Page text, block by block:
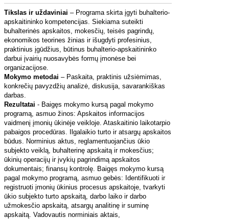
Tikslas ir uždaviniai – Programa skirta įgyti buhalterio-
apskaitininko kompetencijas. Siekiama suteikti
buhalterinės apskaitos, mokesčių, teisės pagrindų,
ekonomikos teorines žinias ir išugdyti profesinius,
praktinius įgūdžius, būtinus buhalterio-apskaitininko
darbui įvairių nuosavybės formų įmonėse bei
organizacijose.
Mokymo metodai – Paskaita, praktinis užsiėmimas,
konkrečių pavyzdžių analizė, diskusija, savarankiškas
darbas.
Rezultatai - Baigęs mokymo kursą pagal mokymo
programą, asmuo žinos: Apskaitos informacijos
vaidmenį įmonių ūkinėje veikloje. Ataskaitinio laikotarpio
pabaigos procedūras. Ilgalaikio turto ir atsargų apskaitos
būdus. Norminius aktus, reglamentuojančius ūkio
subjekto veiklą, buhalterinę apskaitą ir mokesčius;
ūkinių operacijų ir įvykių pagrindimą apskaitos
dokumentais; finansų kontrolę. Baigęs mokymo kursą
pagal mokymo programą, asmuo gebės: Identifikuoti ir
registruoti įmonių ūkinius procesus apskaitoje, tvarkyti
ūkio subjekto turto apskaitą, darbo laiko ir darbo
užmokesčio apskaitą, atsargų analitinę ir suminę
apskaitą. Vadovautis norminiais aktais,